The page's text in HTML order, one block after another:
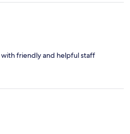
freundliche Entschuldigungen
mehr. Auf meine Frage beim
darüber nachgedacht hätte, uns
die nicht erbrachten Leistungen
telefonisch rückversichert
angeboten), bevor man
Rechnung abzog. Bei fünf
von über 1000 SFr ist
friendly and helpful staff